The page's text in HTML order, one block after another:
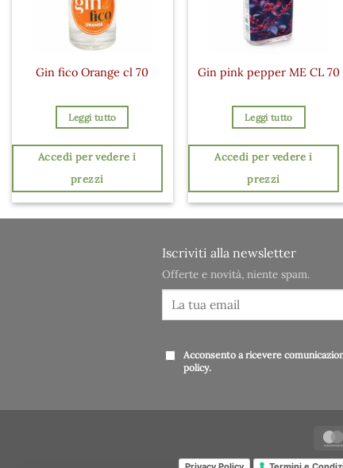
Gin fico Orange cl 70
Leggi tutto
Accedi per vedere i
prezzi
Gin pink pepper ME CL 70
Leggi tutto
Accedi per vedere i
prezzi
Iscriviti alla newsletter
Offerte e novità, niente spam.
Acconsento a ricevere
policy.